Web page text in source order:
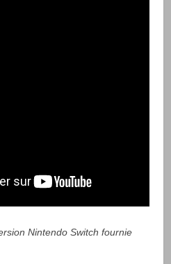
Nintendo Switch fournie